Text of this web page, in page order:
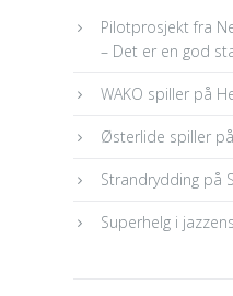
Pilotprosjekt fra
– Det er en god
WAKO spiller på
Østerlide spiller
Strandrydding på
Superhelg i